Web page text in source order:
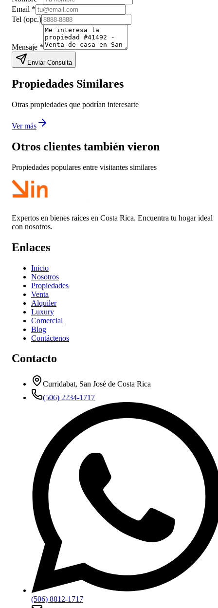
Email *
Tel (opc.)
Mensaje *
Enviar Consulta
Propiedades Similares
Otras propiedades que podrían interesarte
Ver más
Otros clientes también vieron
Propiedades populares entre visitantes similares
Expertos en bienes raíces en Costa Rica. Encuentra tu hogar ideal
con nosotros.
Enlaces
Inicio
Nosotros
Propiedades
Venta
Alquiler
Luxury
Comercial
Blog
Contáctenos
Contacto
Curridabat, San José de Costa Rica
(506) 2234-1717
(506) 8812-1717